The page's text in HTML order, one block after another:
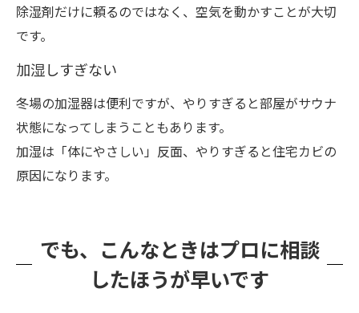
除湿剤だけに頼るのではなく、空気を動かすことが大切
です。
加湿しすぎない
冬場の加湿器は便利ですが、やりすぎると部屋がサウナ
状態になってしまうこともあります。
加湿は「体にやさしい」反面、やりすぎると住宅カビの
原因になります。
でも、こんなときはプロに相談
したほうが早いです